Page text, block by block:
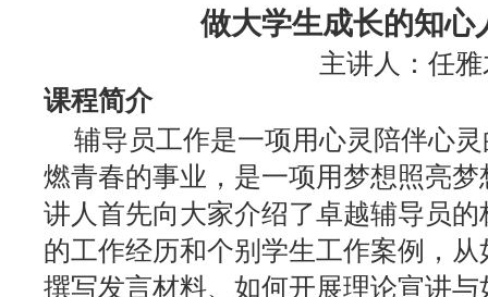
做大学生成长的知心
主讲人：任
课程简介
辅导员工作是一项用心灵陪伴心
燃青春的事业，是一项用梦想照亮
讲人首先向大家介绍了卓越辅导员
的工作经历和个别学生工作案例，
撰写发言材料、如何开展理论宣讲